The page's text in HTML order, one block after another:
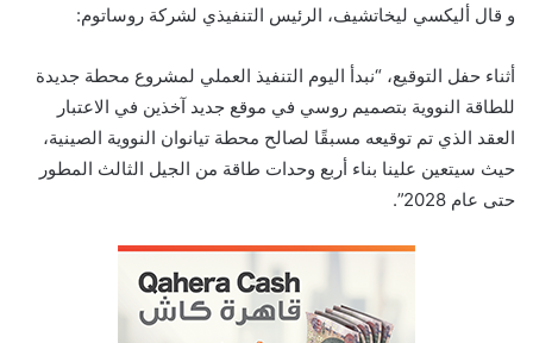
و قال أليكسي ليخاتشيف، الرئيس التنفيذي لشركة روساتوم:
أثناء حفل التوقيع، “نبدأ اليوم التنفيذ العملي لمشروع محطة جديدة
للطاقة النووية بتصميم روسي في موقع جديد آخذين في الاعتبار
العقد الذي تم توقيعه مسبقًا لصالح محطة تيانوان النووية الصينية،
حيث سيتعين علينا بناء أربع وحدات طاقة من الجيل الثالث المطور
حتى عام 2028”.